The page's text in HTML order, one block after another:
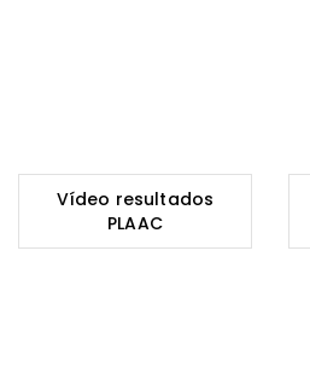
Vídeo resultados
PLAAC